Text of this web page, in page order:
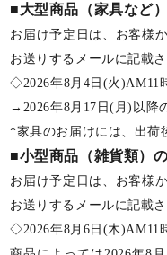
■大型商品（家具など
お届け予定日は、お客様
お送りするメールに記載さ
◇2026年8月4日(火)AM11
→2026年8月17日(月)以降
*家具のお届けには、出荷
■小型商品（雑貨類）
お届け予定日は、お客様
お送りするメールに記載さ
◇2026年8月6日(木)AM11